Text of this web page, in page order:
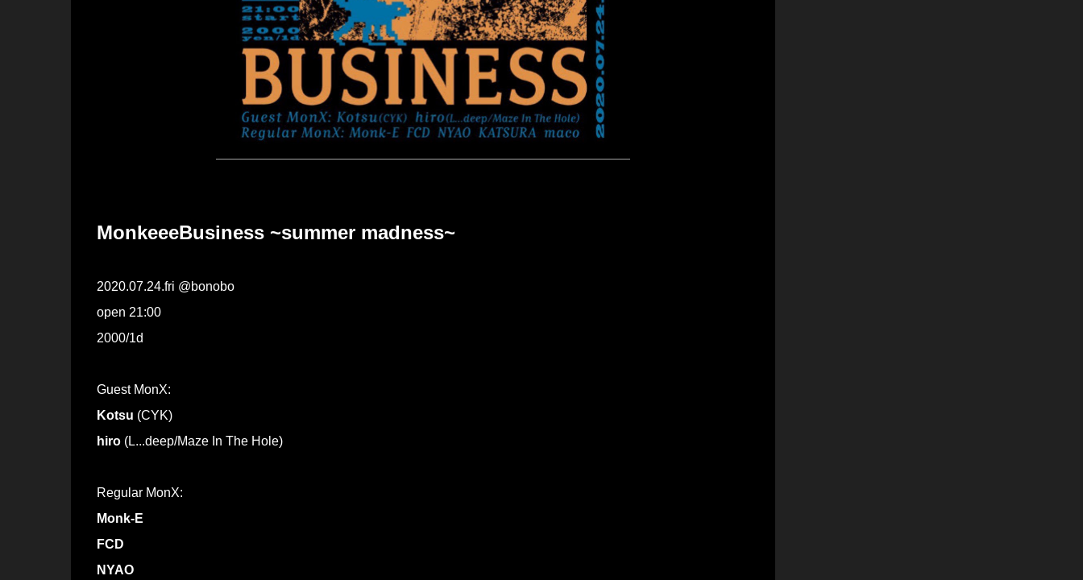
MonkeeeBusiness ~summer madness~
2020.07.24.fri @bonobo
open 21:00
2000/1d
Guest MonX:
Kotsu (CYK)
hiro (L...deep/Maze In The Hole)
Regular MonX:
Monk-E
FCD
NYAO